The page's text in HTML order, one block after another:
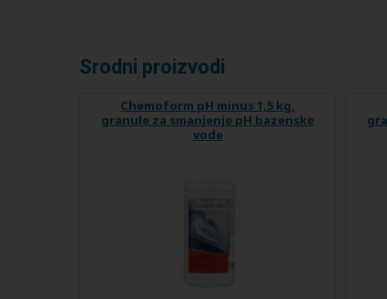
Srodni proizvodi
Chemoform pH minus 1,5 kg,
granule za smanjenje pH bazenske
vode